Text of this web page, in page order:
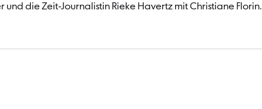
die Zeit-Journalistin Rieke Havertz mit Christiane Florin.